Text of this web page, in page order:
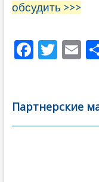
обсудить >>>
F
b
o
T
er
E
l
Партнерские